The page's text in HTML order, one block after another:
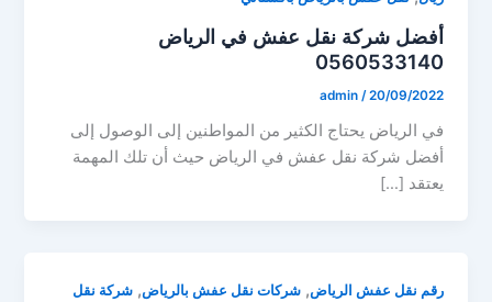
أفضل شركة نقل عفش في الرياض
0560533140
admin /20/09/2022
في الرياض يحتاج الكثير من المواطنين إلى الوصول إلى
أفضل شركة نقل عفش في الرياض حيث أن تلك المهمة
يعتقد […]
رقم نقل عفش الرياض,شركات نقل عفش بالرياض,شركة نقل